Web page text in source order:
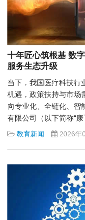
十年匠心筑根基 数
服务生态升级
当下，我国医疗科技行
机遇，政策扶持与市场
向专业化、全链化、智
有限公司（以下简称“
教育新闻 2026年